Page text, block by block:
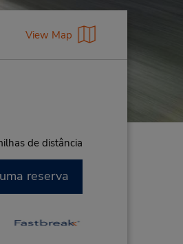
View Map
de distância
reserva